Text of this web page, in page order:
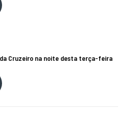
Cruzeiro na noite desta terça-feira